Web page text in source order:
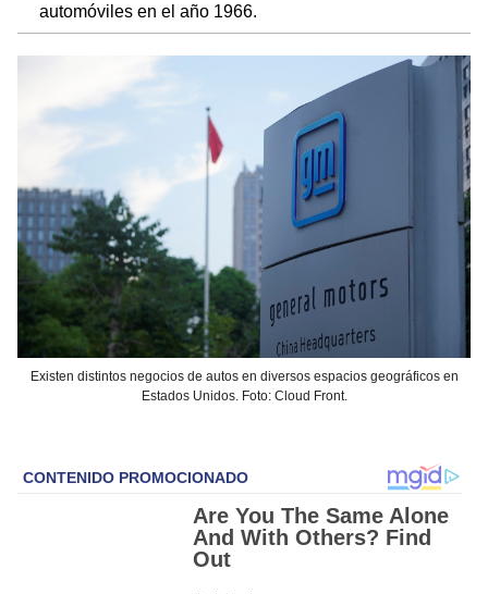
automóviles en el año 1966.
Existen distintos negocios de autos en diversos espacios geográficos en
Estados Unidos. Foto: Cloud Front.